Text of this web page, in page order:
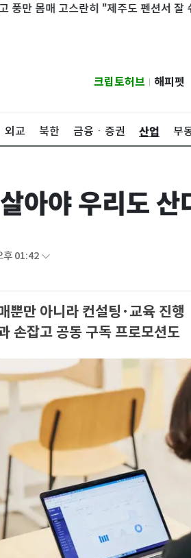
고스란히 "제주도 펜션서 잘 쉬어"
크립토허브 해피펫
외교 북한 금융ㆍ증권 산업 부
아야 우리도
후 01:42
뿐만 아니라 컨설팅·교육 진행
손잡고 공동 구독 프로모션도